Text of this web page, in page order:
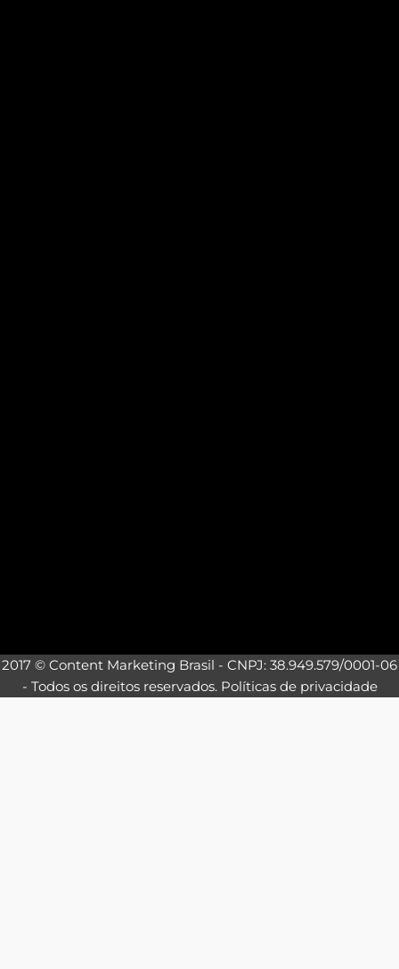
2017 © Content Marketing Brasil - CNPJ: 38.949.579/0001-06
- Todos os direitos reservados. Políticas de privacidade